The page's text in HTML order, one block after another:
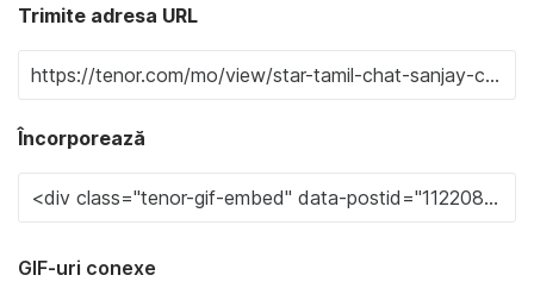
Trimite adresa URL
Încorporează
GIF-uri conexe